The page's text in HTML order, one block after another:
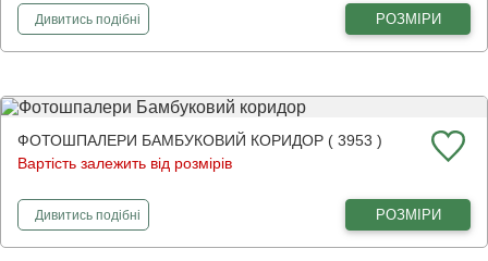
Дивитисьфотошпалери
подібні РОЗМІРИ
ФОТОШПАЛЕРИ БАМБУКОВИЙ КОРИДОР ( 3953 )
Вартість залежить від розмірів
Дивитисьфотошпалери
подібні РОЗМІРИ